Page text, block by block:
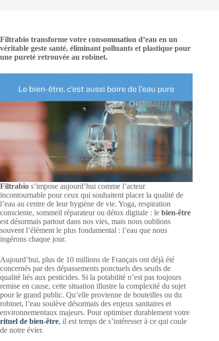
Filtrabio transforme votre consommation d’eau en un
véritable geste santé, éliminant polluants et plastique pour
une pureté retrouvée au robinet.
Filtrabio s’impose aujourd’hui comme l’acteur
incontournable pour ceux qui souhaitent placer la qualité de
l’eau au centre de leur hygiène de vie. Yoga, respiration
consciente, sommeil réparateur ou détox digitale : le bien-être
est désormais partout dans nos vies, mais nous oublions
souvent l’élément le plus fondamental : l’eau que nous
ingérons chaque jour.
Aujourd’hui, plus de 10 millions de Français ont déjà été
concernés par des dépassements ponctuels des seuils de
qualité liés aux pesticides. Si la potabilité n’est pas toujours
remise en cause, cette situation illustre la complexité du sujet
pour le grand public. Qu’elle provienne de bouteilles ou du
robinet, l’eau soulève désormais des enjeux sanitaires et
environnementaux majeurs. Pour optimiser durablement votre
rituel de bien-être, il est temps de s’intéresser à ce qui coule
de notre évier.